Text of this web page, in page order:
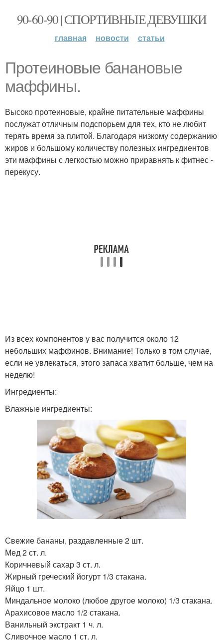
90-60-90 | СПОРТИВНЫЕ ДЕВУШКИ
главная новости статьи
Протеиновые банановые
маффины.
Высоко протеиновые, крайне питательные маффины
послужат отличным подспорьем для тех, кто не любит
терять время за плитой. Благодаря низкому содержанию
жиров и большому количеству полезных ингредиентов
эти маффины с легкостью можно приравнять к фитнес -
перекусу.
Из всех компонентов у вас получится около 12
небольших маффинов. Внимание! Только в том случае,
если не увлекаться, этого запаса хватит больше, чем на
неделю!
Ингредиенты:
Влажные ингредиенты:
Свежие бананы, раздавленные 2 шт.
Мед 2 ст. л.
Коричневый сахар 3 ст. л.
Жирный греческий йогурт 1/3 стакана.
Яйцо 1 шт.
Миндальное молоко (любое другое молоко) 1/3 стакана.
Арахисовое масло 1/2 стакана.
Ванильный экстракт 1 ч. л.
Сливочное масло 1 ст. л.